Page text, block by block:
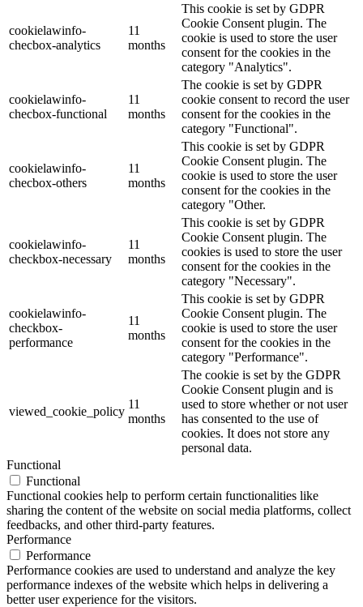
cookielawinfo-
checbox-analytics
11
months
This cookie is set by GDPR
Cookie Consent plugin. The
cookie is used to store the user
consent for the cookies in the
category "Analytics".
cookielawinfo-
checbox-functional
11
months
The cookie is set by GDPR
cookie consent to record the user
consent for the cookies in the
category "Functional".
cookielawinfo-
checbox-others
11
months
This cookie is set by GDPR
Cookie Consent plugin. The
cookie is used to store the user
consent for the cookies in the
category "Other.
cookielawinfo-
checkbox-necessary
11
months
This cookie is set by GDPR
Cookie Consent plugin. The
cookies is used to store the user
consent for the cookies in the
category "Necessary".
cookielawinfo-
checkbox-
performance
11
months
This cookie is set by GDPR
Cookie Consent plugin. The
cookie is used to store the user
consent for the cookies in the
category "Performance".
viewed_cookie_policy
11
months
The cookie is set by the GDPR
Cookie Consent plugin and is
used to store whether or not user
has consented to the use of
cookies. It does not store any
personal data.
Functional
Functional
Functional cookies help to perform certain functionalities like
sharing the content of the website on social media platforms, collect
feedbacks, and other third-party features.
Performance
Performance
Performance cookies are used to understand and analyze the key
performance indexes of the website which helps in delivering a
better user experience for the visitors.